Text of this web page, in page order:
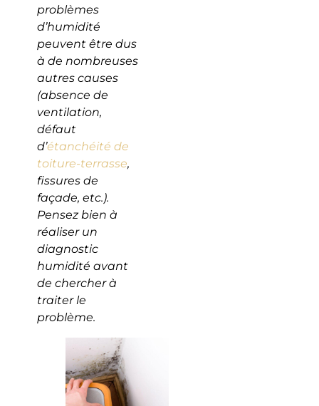
problèmes
d’humidité
peuvent être dus
à de nombreuses
autres causes
(absence de
ventilation,
défaut
d’étanchéité de
toiture-terrasse,
fissures de
façade, etc.).
Pensez bien à
réaliser un
diagnostic
humidité avant
de chercher à
traiter le
problème.